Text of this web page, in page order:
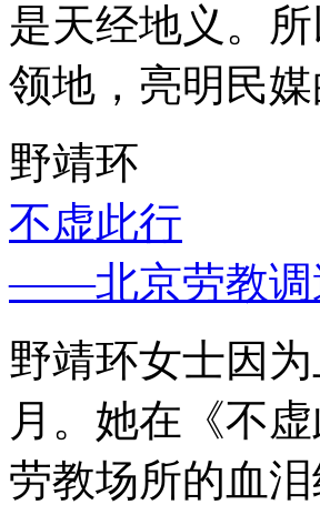
是天经地义。
领地，亮明民
野靖环
不虚此行
——北京劳教调
野靖环女士因
月。她在《不
劳教场所的血